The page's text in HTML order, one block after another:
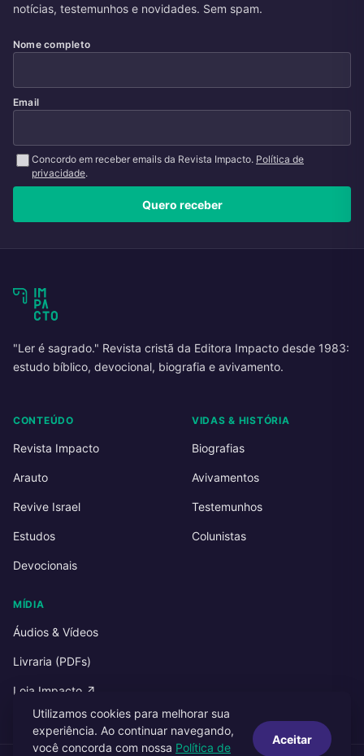
notícias, testemunhos e novidades. Sem spam.
Nome completo
Email
Concordo em receber emails da Revista Impacto. Política de
privacidade.
Quero receber
"Ler é sagrado." Revista cristã da Editora Impacto desde 1983:
estudo bíblico, devocional, biografia e avivamento.
CONTEÚDO
Revista Impacto
Arauto
Revive Israel
Estudos
Devocionais
VIDAS & HISTÓRIA
Biografias
Avivamentos
Testemunhos
Colunistas
MÍDIA
Áudios & Vídeos
Livraria (PDFs)
Loja Impacto ↗
Utilizamos cookies para melhorar sua
experiência. Ao continuar navegando,
você concorda com nossa Política de
Aceitar